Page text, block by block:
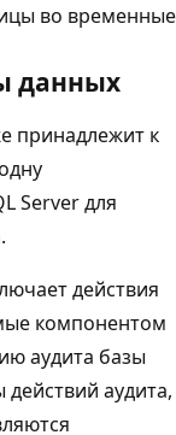
во временные
данных
принадлежит к
Server для
действия
компонентом
аудита базы
аудита,